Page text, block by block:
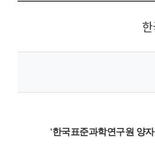
'한국표준과학연구원 양